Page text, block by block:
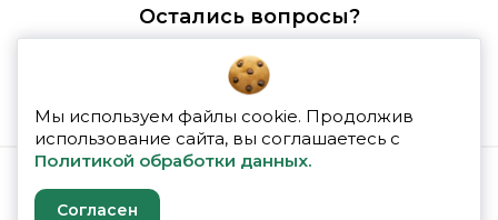
Остались вопросы?
booking@glampspace.ru
Мы используем файлы cookie. Продолжив
использование сайта, вы соглашаетесь с
Политикой обработки данных.
Согласен